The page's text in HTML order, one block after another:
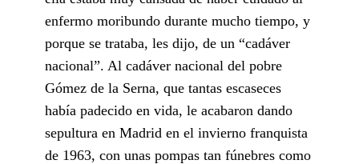
enfermo moribundo durante mucho tiempo, y
porque se trataba, les dijo, de un “cadáver
nacional”. Al cadáver nacional del pobre
Gómez de la Serna, que tantas escaseces
había padecido en vida, le acabaron dando
sepultura en Madrid en el invierno franquista
de 1963, con unas pompas tan fúnebres como